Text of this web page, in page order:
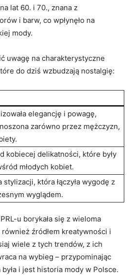
lat 60. i 70., znana z
i barw, co wpłynęło na
mody.
uwagę na charakterystyczne
do dziś wzbudzają nostalgię:
elegancję i powagę,
zarówno przez mężczyzn,
kobiecej delikatności, które były
młodych kobiet.
stylizacji, która łączyła wygodę z
wyglądem.
u borykała się z wieloma
również źródłem kreatywności i
wiele z tych trendów, z ich
na wybieg – przypominając
i jest historia mody w Polsce.